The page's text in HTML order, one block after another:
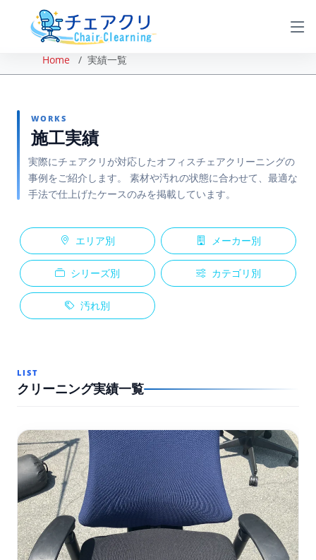
Home 実績一覧
WORKS
施工実績
実際にチェアクリが対応したオフィスチェアクリーニングの
事例をご紹介します。 素材や汚れの状態に合わせて、最適な
手法で仕上げたケースのみを掲載しています。
エリア別 メーカー別
シリーズ別 カテゴリ別
汚れ別
LIST
クリーニング実績一覧